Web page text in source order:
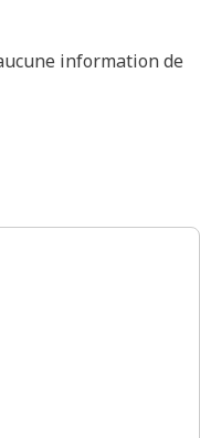
information de